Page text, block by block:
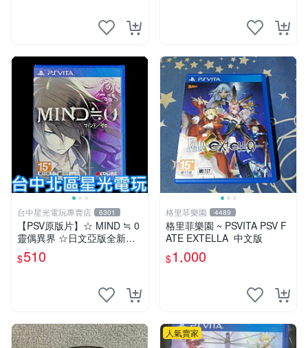
台中星光電玩專賣店 6301
【PSV原版片】☆ MIND ≒ 0
靈偶異界 ☆日文亞版全新品
【特價優惠】台中星光電玩
$510
格里菲樂園 4489
格里菲樂園 ~ PSVITA PSV F
ATE EXTELLA 中文版
$1,000
人氣賣家